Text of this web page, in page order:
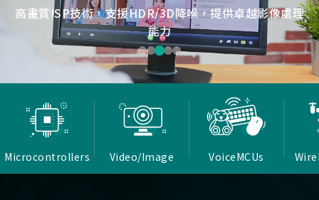
松翰MCU：極致效能，智慧應用無所不在
Report Rate 性能之巔，松翰電競，掌控每一秒
高畫質ISP技術，支援HDR/3D降噪，提供卓越影像處理
能力
OID光學辨識技術，紙本內容瞬間數位化，開啟互動新篇
章
確保流暢穩定的影像傳輸
Microcontrollers Video/Image VoiceMCUs